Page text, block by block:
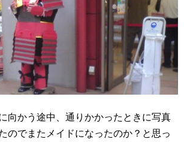
向かう途中、通りかかったときに写真
のでまたメイドになったのか？と思っ